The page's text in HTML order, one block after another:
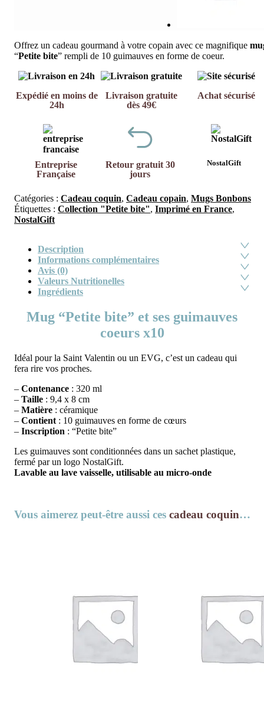
Offrez un cadeau gourmand à votre copain avec ce magnifique
“Petite bite” rempli de 10 guimauves en forme de coeur.
Expédié en moins de
24h
Livraison gratuite
dès 49€
Achat sécurisé
Entreprise
Française
Retour gratuit 30
jours
NostalGift
Catégories : Cadeau coquin, Cadeau copain, Mugs Bonbons
Étiquettes : Collection "Petite bite", Imprimé en France,
NostalGift
Description
Informations complémentaires
Avis (0)
Valeurs Nutritionelles
Ingrédients
Mug “Petite bite” et ses guimauves
coeurs x10
Idéal pour la Saint Valentin ou un EVG, c’est un cadeau qui
fera rire vos proches.
– Contenance : 320 ml
– Taille : 9,4 x 8 cm
– Matière : céramique
– Contient : 10 guimauves en forme de cœurs
– Inscription : “Petite bite”
Les guimauves sont conditionnées dans un sachet plastique,
fermé par un logo NostalGift.
Lavable au lave vaisselle, utilisable au micro-onde
Vous aimerez peut-être aussi ces cadeau coquin…